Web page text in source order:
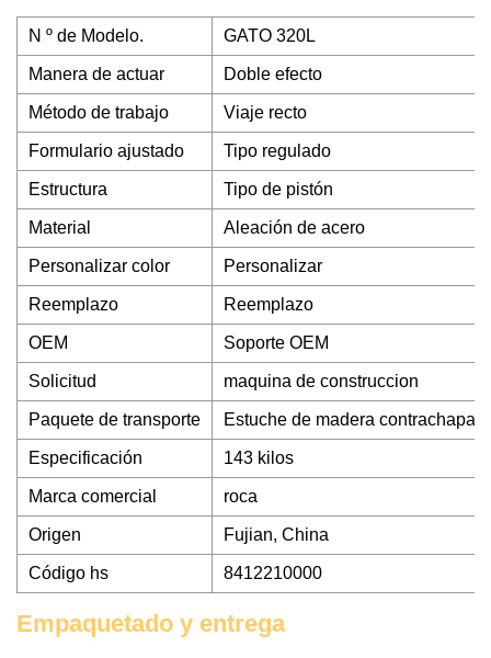
N º de Modelo. GATO 320L
Manera de actuar Doble efecto
Método de trabajo Viaje recto
Formulario ajustado Tipo regulado
Estructura Tipo de pistón
Material Aleación de acero
Personalizar color Personalizar
Reemplazo Reemplazo
OEM Soporte OEM
Solicitud maquina de construccion
Paquete de transporte Estuche de madera
Especificación 143 kilos
Marca comercial roca
Origen Fujian, China
Código hs 8412210000
Empaquetado y entrega